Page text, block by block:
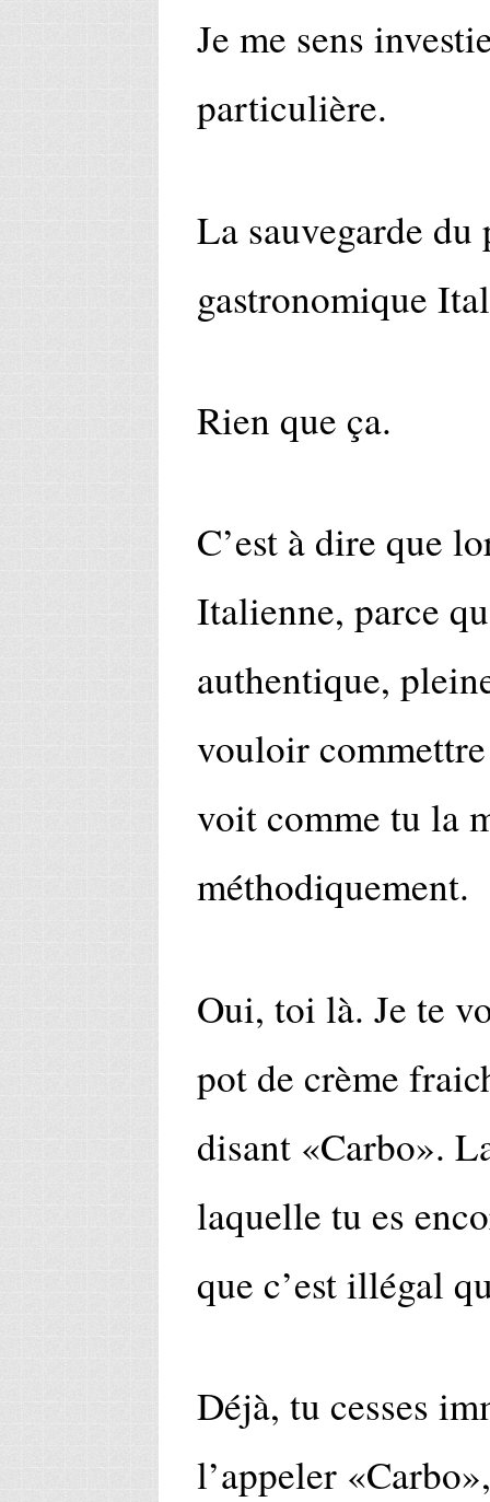
Je me sens
particulière.
La sauvegarde
gastronomique
Rien que ça.
C’est à dire que
Italienne, parce
authentique,
vouloir
voit comme tu la
méthodiquement.
Oui, toi là. Je te
pot de crème
disant «Carbo».
laquelle tu es
que c’est illégal
Déjà, tu cesses
l’appeler